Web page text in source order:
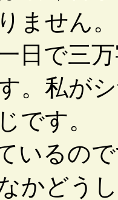
ません
日で三
。私が
です。
いるの
かどう